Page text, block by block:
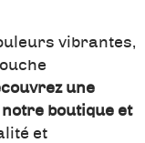
vibrantes,
une
boutique et
et